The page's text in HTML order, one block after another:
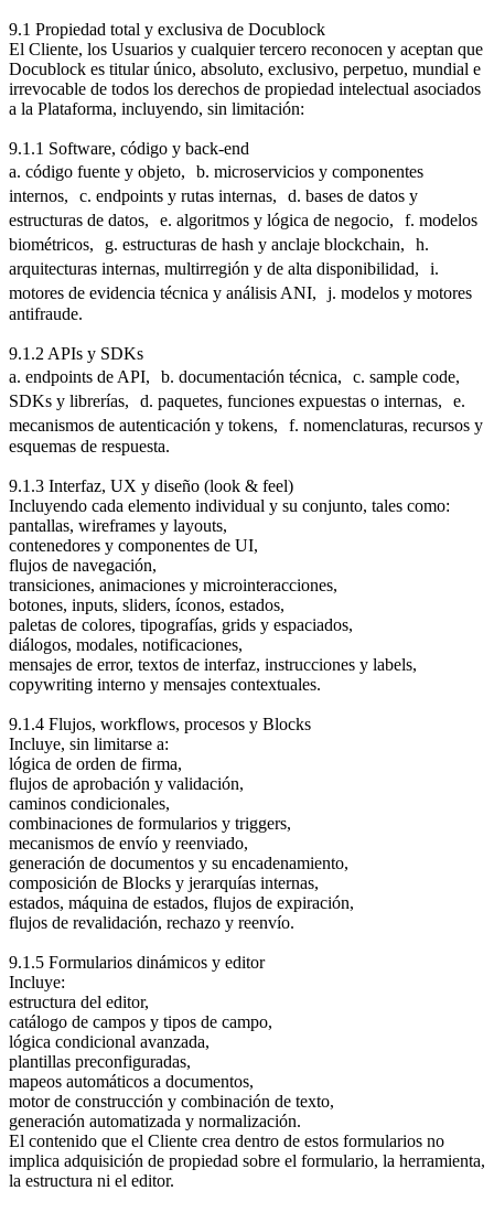
9.1 Propiedad total y exclusiva de Docublock
El Cliente, los Usuarios y cualquier tercero reconocen y aceptan que
Docublock es titular único, absoluto, exclusivo, perpetuo, mundial e
irrevocable de todos los derechos de propiedad intelectual asociados
a la Plataforma, incluyendo, sin limitación:
9.1.1 Software, código y back-end
a. código fuente y objeto, b. microservicios y componentes
internos, c. endpoints y rutas internas, d. bases de datos y
estructuras de datos, e. algoritmos y lógica de negocio, f. modelos
biométricos, g. estructuras de hash y anclaje blockchain, h.
arquitecturas internas, multirregión y de alta disponibilidad, i.
motores de evidencia técnica y análisis ANI, j. modelos y motores
antifraude.
9.1.2 APIs y SDKs
a. endpoints de API, b. documentación técnica, c. sample code,
SDKs y librerías, d. paquetes, funciones expuestas o internas, e.
mecanismos de autenticación y tokens, f. nomenclaturas, recursos y
esquemas de respuesta.
9.1.3 Interfaz, UX y diseño (look & feel)
Incluyendo cada elemento individual y su conjunto, tales como:
pantallas, wireframes y layouts,
contenedores y componentes de UI,
flujos de navegación,
transiciones, animaciones y microinteracciones,
botones, inputs, sliders, íconos, estados,
paletas de colores, tipografías, grids y espaciados,
diálogos, modales, notificaciones,
mensajes de error, textos de interfaz, instrucciones y labels,
copywriting interno y mensajes contextuales.
9.1.4 Flujos, workflows, procesos y Blocks
Incluye, sin limitarse a:
lógica de orden de firma,
flujos de aprobación y validación,
caminos condicionales,
combinaciones de formularios y triggers,
mecanismos de envío y reenviado,
generación de documentos y su encadenamiento,
composición de Blocks y jerarquías internas,
estados, máquina de estados, flujos de expiración,
flujos de revalidación, rechazo y reenvío.
9.1.5 Formularios dinámicos y editor
Incluye:
estructura del editor,
catálogo de campos y tipos de campo,
lógica condicional avanzada,
plantillas preconfiguradas,
mapeos automáticos a documentos,
motor de construcción y combinación de texto,
generación automatizada y normalización.
El contenido que el Cliente crea dentro de estos formularios no
implica adquisición de propiedad sobre el formulario, la herramienta,
la estructura ni el editor.